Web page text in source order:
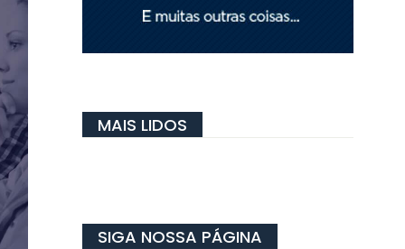
MAIS LIDOS
SIGA NOSSA PÁGINA